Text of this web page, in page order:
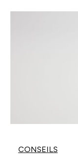
CONSEILS